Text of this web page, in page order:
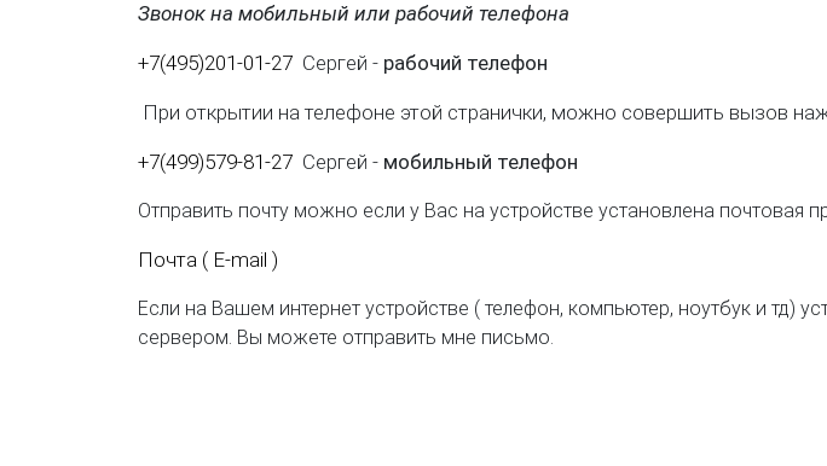
Звонок на мобильный или рабочий телефона
+7(495)201-01-27 Сергей - рабочий телефон
При открытии на телефоне этой странички, можно совершить вызов
+7(499)579-81-27 Сергей - мобильный телефон
Отправить почту можно если у Вас на устройстве установлена
Почта ( E-mail )
Если на Вашем интернет устройстве ( телефон, компьютер, ноутбук и тд)
сервером. Вы можете отправить мне письмо.